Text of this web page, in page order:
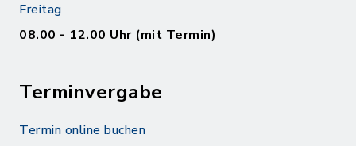
Freitag
08.00 - 12.00 Uhr (mit Termin)
Terminvergabe
Termin online buchen